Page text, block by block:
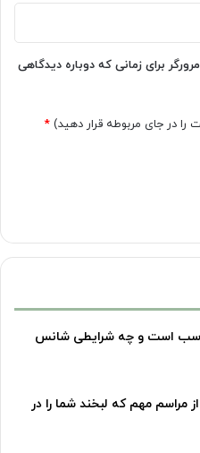
برای زمانی که دوباره دیدگاهی
در جای مربوطه قرار دهید) *
مناسب است و چه شرایطی شانس
مراسم مهم که لبخند شما را در